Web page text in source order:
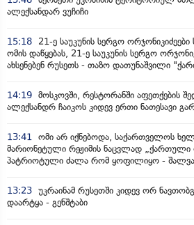
ალექსანდარ ვუჩიჩი
15:18
21-ე საუკუნის სერგო
ომის დაწყებას, 21-ე საუკუნის სერგო
ახსენებენ რუსეთს - თაზო დათუნაშვილი
14:19 მოსკოვში, რესტორანში აფეთქების
ალექსანდრ ჩაიკოს კიდევ ერთი ნათესავი
13:41
ომი არ იქნებოდა, საქართველოს
მარიონეტული რეჟიმის ნაცვლად „ქართული
პატრიოტული ძალა რომ ყოფილიყო - შალვა
13:23 უკრაინამ რუსეთში კიდევ ორ
დაარტყა - გენშტაბი